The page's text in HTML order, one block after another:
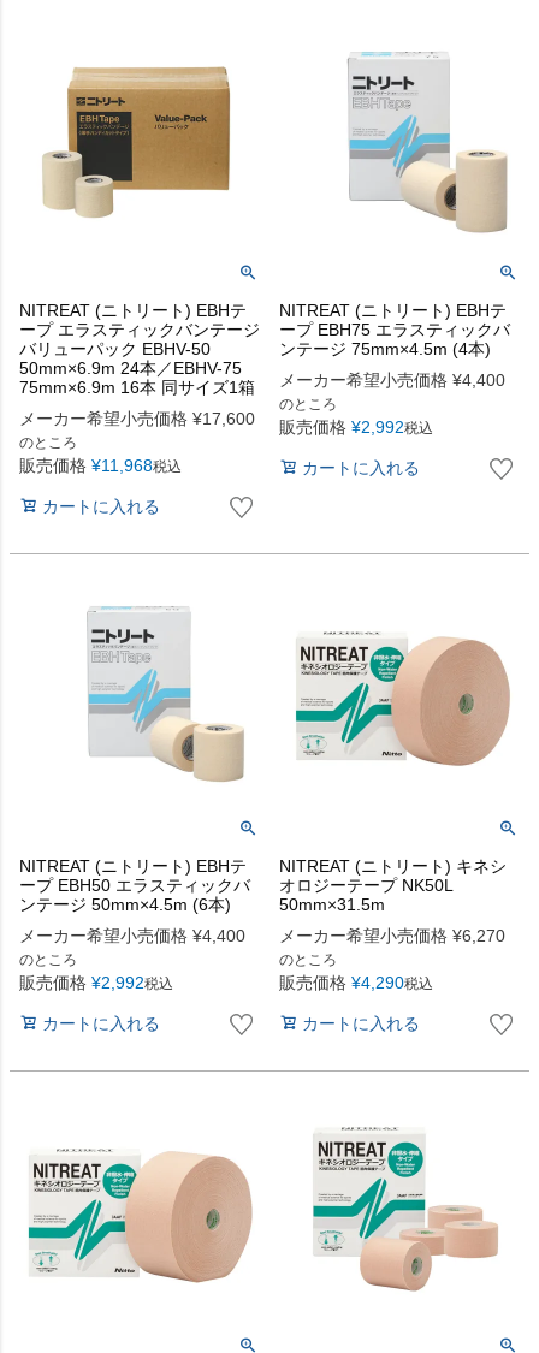
NITREAT (ニトリート) EBHテ
ープ エラスティックバンテージ
バリューパック EBHV-50
50mm×6.9m 24本／EBHV-75
75mm×6.9m 16本 同サイズ1箱
メーカー希望小売価格 ¥17,600
のところ
販売価格 ¥11,968税込
カートに入れる
NITREAT (ニトリート) EBHテ
ープ EBH75 エラスティックバ
ンテージ 75mm×4.5m (4本)
メーカー希望小売価格 ¥4,400
のところ
販売価格 ¥2,992税込
カートに入れる
NITREAT (ニトリート) EBHテ
ープ EBH50 エラスティックバ
ンテージ 50mm×4.5m (6本)
メーカー希望小売価格 ¥4,400
のところ
販売価格 ¥2,992税込
カートに入れる
NITREAT (ニトリート) キネシ
オロジーテープ NK50L
50mm×31.5m
メーカー希望小売価格 ¥6,270
のところ
販売価格 ¥4,290税込
カートに入れる